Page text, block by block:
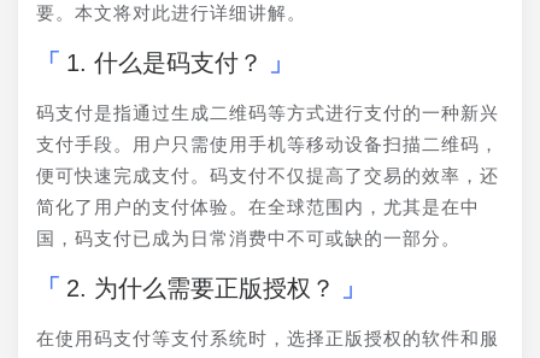
要。本文将对此进行详细讲解。
1. 什么是码支付？
码支付是指通过生成二维码等方式进行支付的一种新兴
支付手段。用户只需使用手机等移动设备扫描二维码，
便可快速完成支付。码支付不仅提高了交易的效率，还
简化了用户的支付体验。在全球范围内，尤其是在中
国，码支付已成为日常消费中不可或缺的一部分。
2. 为什么需要正版授权？
在使用码支付等支付系统时，选择正版授权的软件和服